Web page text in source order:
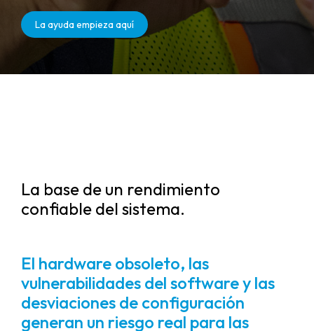
La ayuda empieza aquí
La base de un rendimiento
confiable del sistema.
El hardware obsoleto, las
vulnerabilidades del software y las
desviaciones de configuración
generan un riesgo real para las